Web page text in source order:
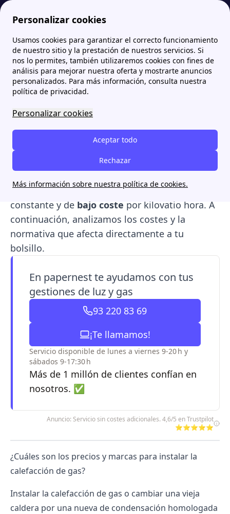
Personalizar cookies
Usamos cookies para garantizar el correcto funcionamiento
de nuestro sitio y la prestación de nuestros servicios. Si
nos lo permites, también utilizaremos cookies con fines de
análisis para mejorar nuestra oferta y mostrarte anuncios
personalizados. Para más información, consulta nuestra
política de privacidad.
Personalizar cookies
Aceptar todo
Rechazar
Más información sobre nuestra política de cookies.
Papernest.es Información general sobre los servicios de energía: luz y gas ¿Qué es la calefacción de gas? Precio, tipos y eficiencia en España
¿Qué es la calefacción de
gas? Precio, tipos y
eficiencia en España
La calefacción de gas es un sistema que quema
combustible (gas natural o propano) en una
caldera para calentar agua,
más común en España por su calor rápido,
constante y de bajo coste por kilovatio hora. A
continuación, analizamos los costes y la
normativa que afecta directamente a tu
bolsillo.
En papernest te ayudamos con tus
gestiones de luz y gas
93 220 83 69
¡Te llamamos!
Servicio disponible de lunes a viernes 9-20 h y
sábados 9-17:30 h
Más de 1 millón de clientes confían en
nosotros. ✅
Anuncio: Servicio sin costes adicionales. 4,6/5 en Trustpilot
⭐⭐⭐⭐⭐
¿Cuáles son los precios y marcas para instalar la
calefacción de gas?
Instalar la calefacción de gas o cambiar una vieja
caldera por una nueva de condensación homologada